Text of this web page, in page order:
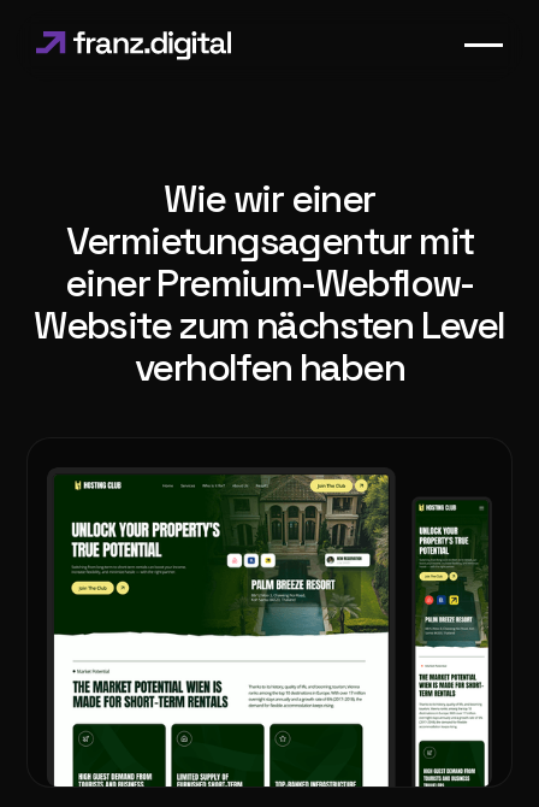
Wie wir einer
Vermietungsagentur mit
einer Premium-Webflow-
Website zum nächsten Level
verholfen haben